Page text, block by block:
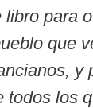
para
que
y
los